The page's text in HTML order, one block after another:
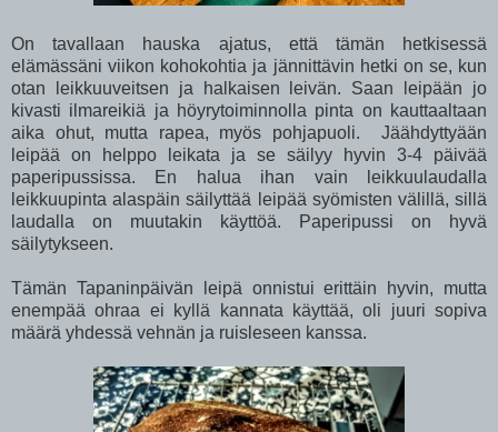
On tavallaan hauska ajatus, että tämän hetkisessä
elämässäni viikon kohokohtia ja jännittävin hetki on se, kun
otan leikkuuveitsen ja halkaisen leivän. Saan leipään jo
kivasti ilmareikiä ja höyrytoiminnolla pinta on kauttaaltaan
aika ohut, mutta rapea, myös pohjapuoli. Jäähdyttyään
leipää on helppo leikata ja se säilyy hyvin 3-4 päivää
paperipussissa. En halua ihan vain leikkuulaudalla
leikkuupinta alaspäin säilyttää leipää syömisten välillä, sillä
laudalla on muutakin käyttöä. Paperipussi on hyvä
säilytykseen.
Tämän Tapaninpäivän leipä onnistui erittäin hyvin, mutta
enempää ohraa ei kyllä kannata käyttää, oli juuri sopiva
määrä yhdessä vehnän ja ruisleseen kanssa.